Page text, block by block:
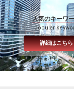
人気のキーワ
popular
詳細はこちら